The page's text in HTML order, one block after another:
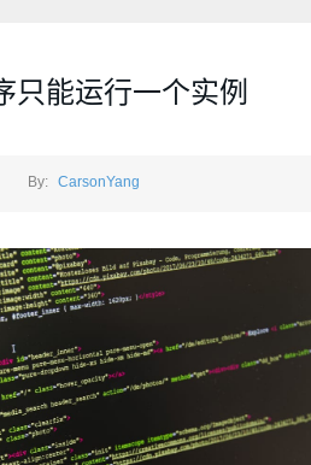
只能运行一个实例
By: CarsonYang